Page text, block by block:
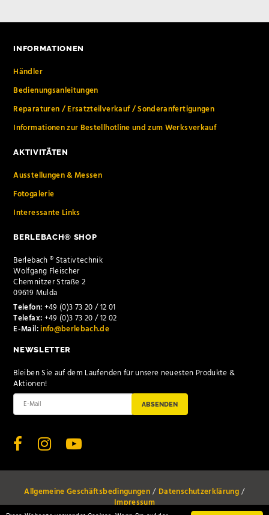
INFORMATIONEN
Händler
Bedienungsanleitungen
Reparaturen / Ersatzteilverkauf / Sonderanfertigungen
Informationen zur Bestellhotline und zum Werksverkauf
AKTIVITÄTEN
Ausstellungen & Messen
Fotogalerie
Interessante Links
BERLEBACH® SHOP
Berlebach ® Stativtechnik
Wolfgang Fleischer
Chemnitzer Straße 2
09619 Mulda
Telefon:+49 (0)3 73 20 / 12 01
Telefax:+49 (0)3 73 20 / 12 02
E-Mail:info@berlebach.de
NEWSLETTER
Bleiben Sie auf dem Laufenden für unsere neuesten Produkte &
Aktionen!
ABSENDEN
Allgemeine Geschäftsbedingungen
Datenschutzerklärung
Impressum